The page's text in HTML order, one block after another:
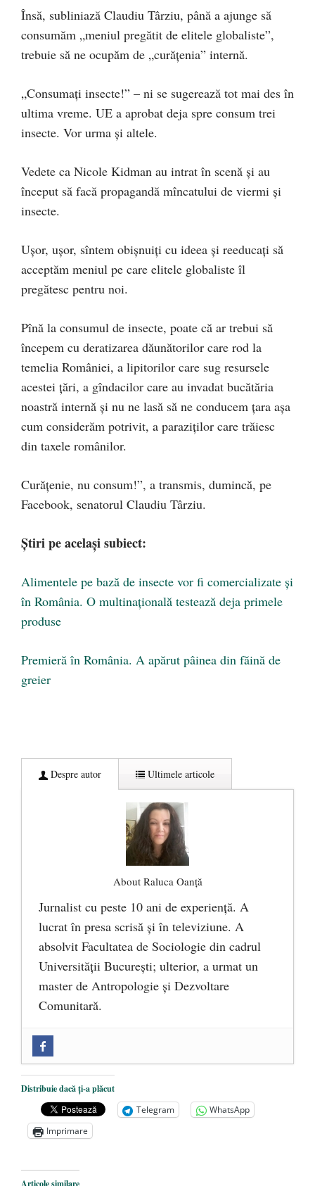
Însă, subliniază Claudiu Târziu, până a ajunge să
consumăm „meniul pregătit de elitele globaliste”,
trebuie să ne ocupăm de „curățenia” internă.
„Consumați insecte!” – ni se sugerează tot mai des în
ultima vreme. UE a aprobat deja spre consum trei
insecte. Vor urma și altele.
Vedete ca Nicole Kidman au intrat în scenă și au
început să facă propagandă mîncatului de viermi și
insecte.
Ușor, ușor, sîntem obișnuiți cu ideea și reeducați să
acceptăm meniul pe care elitele globaliste îl
pregătesc pentru noi.
Pînă la consumul de insecte, poate că ar trebui să
începem cu deratizarea dăunătorilor care rod la
temelia României, a lipitorilor care sug resursele
acestei țări, a gîndacilor care au invadat bucătăria
noastră internă și nu ne lasă să ne conducem țara așa
cum considerăm potrivit, a paraziților care trăiesc
din taxele românilor.
Curățenie, nu consum!”, a transmis, dumincă, pe
Facebook, senatorul Claudiu Târziu.
Știri pe același subiect:
Alimentele pe bază de insecte vor fi comercializate și
în România. O multinațională testează deja primele
produse
Premieră în România. A apărut pâinea din făină de
greier
Despre autor Ultimele articole
About Raluca Oanță
Jurnalist cu peste 10 ani de experiență. A
lucrat în presa scrisă și în televiziune. A
absolvit Facultatea de Sociologie din cadrul
Universității București; ulterior, a urmat un
master de Antropologie și Dezvoltare
Comunitară.
Mănăstirea „Sfânta Ana” Rohia. Părintele
Nicolae Steinhardt, comemorat la 102 ani
de la naștere - 29 iulie 2024
„Carnea cultivată” în laborator, tot mai
comercializare în UE
Distribuie dacă ți-a plăcut
Telegram
WhatsApp
Imprimare